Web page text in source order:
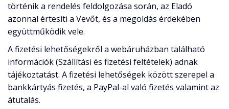
történik a rendelés feldolgozása során, az Eladó
azonnal értesíti a Vevőt, és a megoldás érdekében
együttműködik vele.
A fizetési lehetőségekről a webáruházban található
információk (Szállítási és fizetési feltételek) adnak
tájékoztatást. A fizetési lehetőségek között szerepel a
bankkártyás fizetés, a PayPal-al való fizetés valamint az
átutalás.